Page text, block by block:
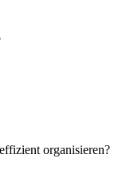
organisieren?